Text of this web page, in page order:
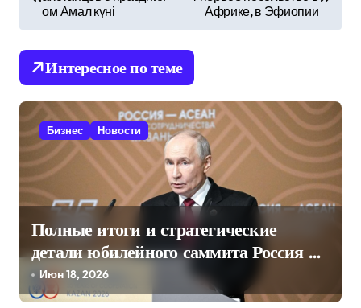
в
и
г
а
ц
и
я
п
а
ом Амал күні
Африке, в Эфиопии
Интересное по теме
Бизнес Новости
Полные итоги и стратегические
детали юбилейного саммита Россия —
АСЕАН
Июн 18, 2026